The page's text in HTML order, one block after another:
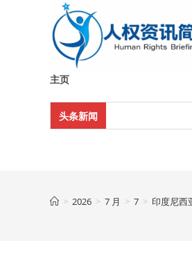
主页
头条新闻
> 2026 > 7 月 > 7 > 印度尼西